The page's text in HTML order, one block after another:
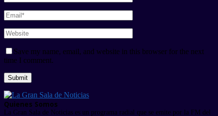
Save my name, email, and website in this browser for the next
time I comment.
Quienes Somos
La Gran Sala de Noticias es un programa radial que se emite por la FM del